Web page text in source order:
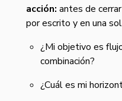
acción: antes de
por escrito y en una
¿Mi objetivo es
combinación?
¿Cuál es mi